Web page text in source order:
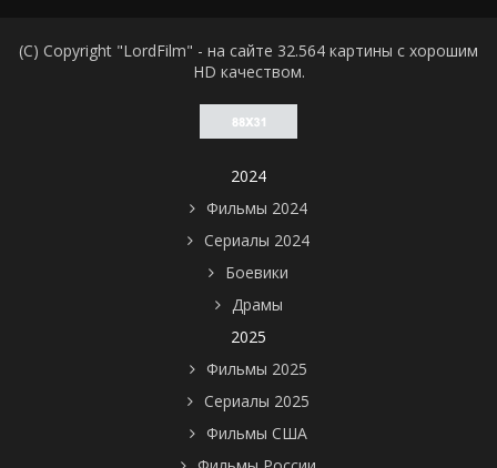
(C) Copyright "LordFilm" - на сайте 32.564 картины с хорошим
HD качеством.
2024
Фильмы 2024
Сериалы 2024
Боевики
Драмы
2025
Фильмы 2025
Сериалы 2025
Фильмы США